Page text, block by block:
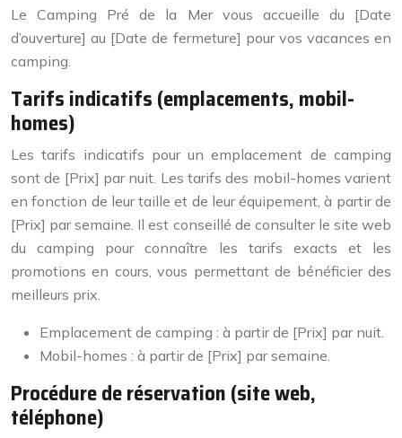
Le Camping Pré de la Mer vous accueille du [Date
d’ouverture] au [Date de fermeture] pour vos vacances en
camping.
Tarifs indicatifs (emplacements, mobil-
homes)
Les tarifs indicatifs pour un emplacement de camping
sont de [Prix] par nuit. Les tarifs des mobil-homes varient
en fonction de leur taille et de leur équipement, à partir de
[Prix] par semaine. Il est conseillé de consulter le site web
du camping pour connaître les tarifs exacts et les
promotions en cours, vous permettant de bénéficier des
meilleurs prix.
Emplacement de camping : à partir de [Prix] par nuit.
Mobil-homes : à partir de [Prix] par semaine.
Procédure de réservation (site web,
téléphone)